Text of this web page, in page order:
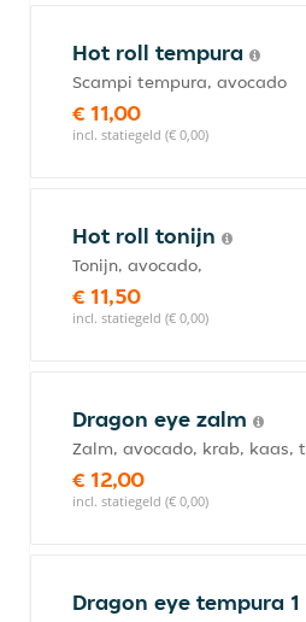
Hot roll tempura
Scampi tempura, avocado
€ 11,00
incl. statiegeld (€ 0,00)
Hot roll tonijn
Tonijn, avocado,
€ 11,50
incl. statiegeld (€ 0,00)
Dragon eye zalm
Zalm, avocado, krab, kaas,
€ 12,00
incl. statiegeld (€ 0,00)
Dragon eye tempura 1